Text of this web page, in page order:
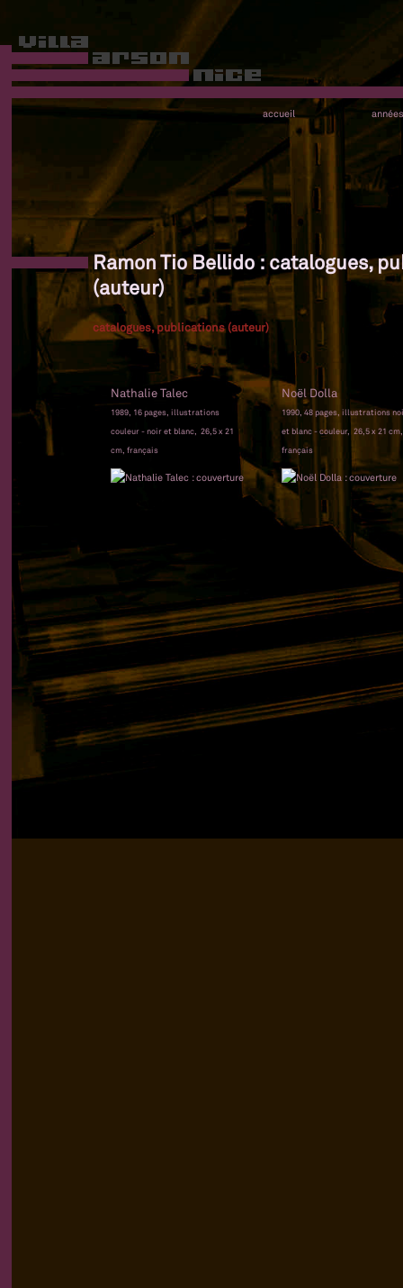
accueil années
Ramon Tio Bellido : catalogues,
(auteur)
catalogues, publications (auteur)
Nathalie Talec
1989, 16 pages, illustrations
couleur - noir et blanc, 26,5 x 21
cm, français
Noël Dolla
1990, 48 pages, illustrations
et blanc - couleur, 26,5 x 21 cm,
français